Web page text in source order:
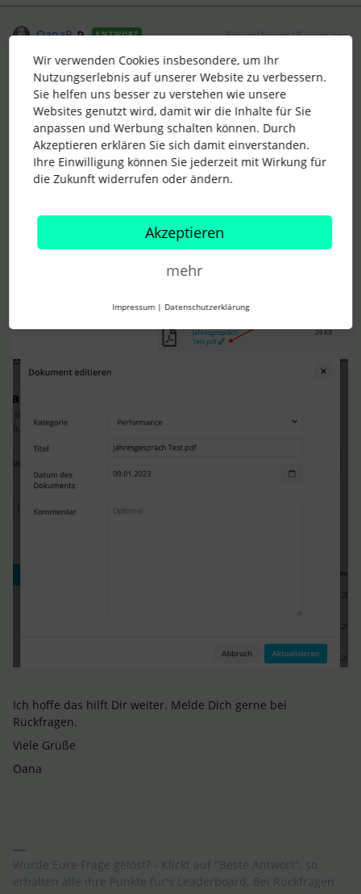
OanaR ANTWORT Forum|Forum|3 years ago
Hallo@Christian_Fleischmann,
nachdem Du die Feedbacks exportiert hast, gibt es die
Möglichkeit im Dokumentenreiter unter der jeweiligen
Kategorie, die Namen der hinterlegten Dokumente zu
bearbeiten. Dafür klickst Du einfach auf das Bleistift-Symbol
und änderst den Namen des Dokuments entsprechend.
Siehe Screenshots
Ich hoffe das hilft Dir weiter. Melde Dich gerne bei
Rückfragen.
Viele Grüße
Oana
Wir verwenden Cookies insbesondere, um Ihr
Nutzungserlebnis auf unserer Website zu verbessern.
Sie helfen uns besser zu verstehen wie unsere
Websites genutzt wird, damit wir die Inhalte für Sie
anpassen und Werbung schalten können. Durch
Akzeptieren erklären Sie sich damit einverstanden.
Ihre Einwilligung können Sie jederzeit mit Wirkung für
die Zukunft widerrufen oder ändern.
Akzeptieren
mehr
Impressum | Datenschutzerklärung